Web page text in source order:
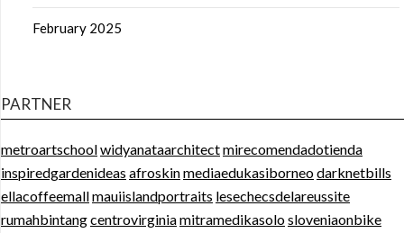
February 2025
PARTNER
metroartschoolwidyanataarchitectmirecomendadotienda
inspiredgardenideas afroskinmediaedukasiborneodarknetbills
ellacoffeemallmauiislandportraits lesechecsdelareussite
rumahbintangcentrovirginiamitramedikasolosloveniaonbike